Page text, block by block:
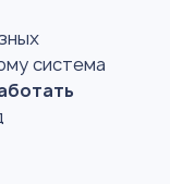
система